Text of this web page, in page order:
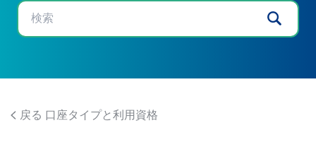
戻る 口座タイプと利用資格